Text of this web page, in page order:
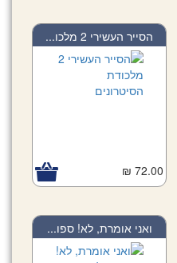
הסייר העשירי 2 מלכו...
72.00 ₪
ואני אומרת, לא! ספו...